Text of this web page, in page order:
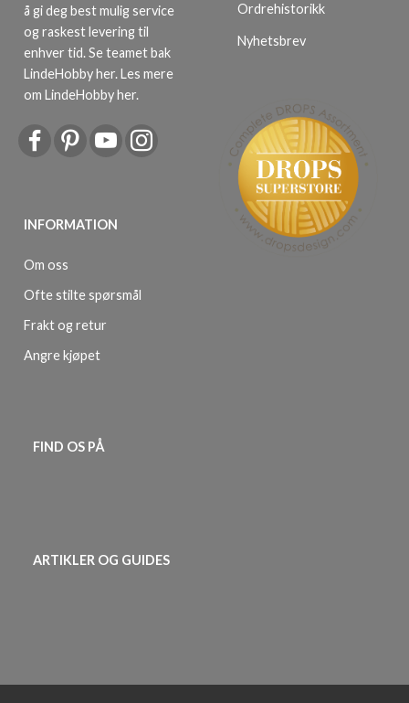
å gi deg best mulig service
og raskest levering til
enhver tid. Se teamet bak
LindeHobby her.Les mere
om LindeHobby her.
INFORMATION
Om oss
Ofte stilte spørsmål
Frakt og retur
Angre kjøpet
Ordrehistorikk
Nyhetsbrev
FIND OS PÅ
ARTIKLER OG GUIDES